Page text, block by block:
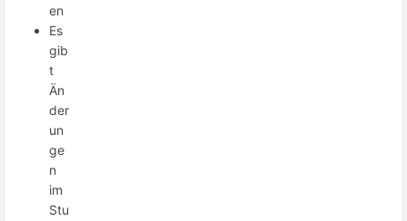
en
Es
gib
t
Än
der
un
ge
n
im
Stu